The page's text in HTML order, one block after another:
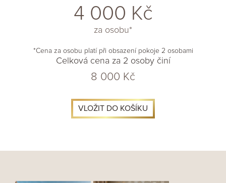
4 000 Kč
za osobu*
*Cena za osobu platí při obsazení pokoje 2 osobami
Celková cena za 2 osoby činí
8 000 Kč
VLOŽIT DO KOŠÍKU